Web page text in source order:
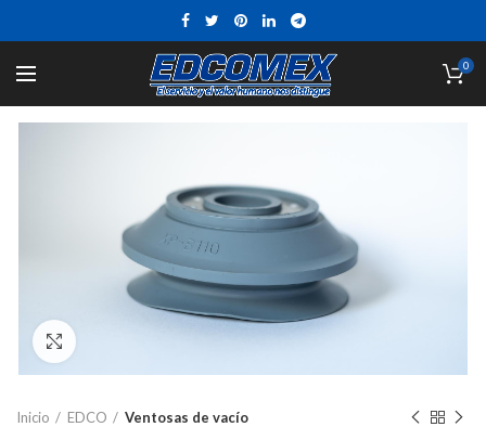
0
Inicio EDCO Ventosas de vacío